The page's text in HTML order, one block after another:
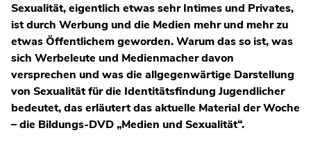
Sexualität, eigentlich etwas sehr Intimes und Privates,
ist durch Werbung und die Medien mehr und mehr zu
etwas Öffentlichem geworden. Warum das so ist, was
sich Werbeleute und Medienmacher davon
versprechen und was die allgegenwärtige Darstellung
von Sexualität für die Identitätsfindung Jugendlicher
bedeutet, das erläutert das aktuelle Material der Woche
– die Bildungs-DVD „Medien und Sexualität“.